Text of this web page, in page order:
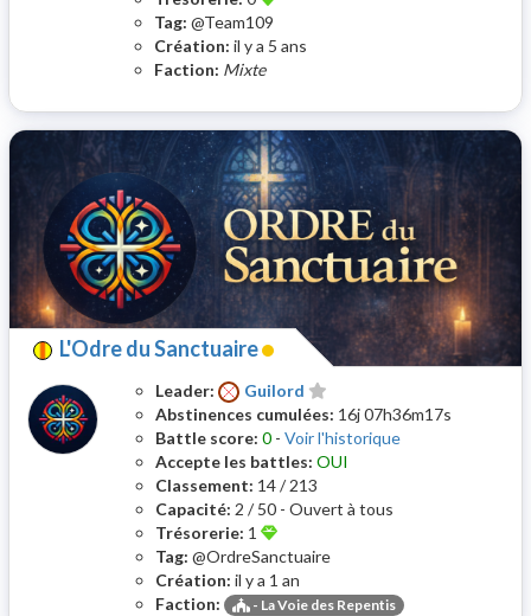
Tag: @Team109
Création: il y a 5 ans
Faction: Mixte
L'Odre du Sanctuaire
Leader:
Guilord
Abstinences cumulées: 16j 07h36m17s
Battle score: 0 - Voir l'historique
Accepte les battles: OUI
Classement: 14 / 213
Capacité: 2 / 50 - Ouvert à tous
Trésorerie: 1
Tag: @OrdreSanctuaire
Création: il y a 1 an
Faction:
- La Voie des Repentis